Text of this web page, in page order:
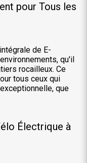
pour Tous les
de E-
qu'il
rocailleux. Ce
tous ceux qui
que
Électrique à